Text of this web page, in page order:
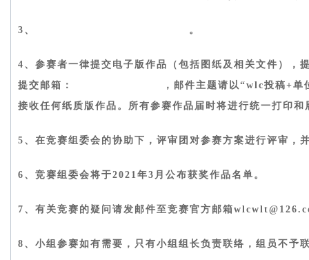
3、 。
4、参赛者一律提交电子版作品（包括图纸及相关文件），
提交邮箱：
，邮件主题请以“wlc投稿+
接收任何纸质版作品。所有参赛作品届时将进行统一打印和
5、在竞赛组委会的协助下，评审团对参赛方案进行评审，
6、竞赛组委会将于2021年3月公布获奖作品名单。
7、有关竞赛的疑问请发邮件至竞赛官方邮箱
8、小组参赛如有需要，只有小组组长负责联络，组员不予